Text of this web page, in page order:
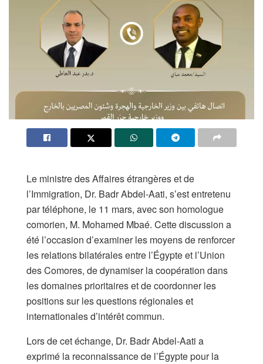
Le ministre des Affaires étrangères et de
l’Immigration, Dr. Badr Abdel-Aati, s’est entretenu
par téléphone, le 11 mars, avec son homologue
comorien, M. Mohamed Mbaé. Cette discussion a
été l’occasion d’examiner les moyens de renforcer
les relations bilatérales entre l’Égypte et l’Union
des Comores, de dynamiser la coopération dans
les domaines prioritaires et de coordonner les
positions sur les questions régionales et
internationales d’intérêt commun.
Lors de cet échange, Dr. Badr Abdel-Aati a
exprimé la reconnaissance de l’Égypte pour la